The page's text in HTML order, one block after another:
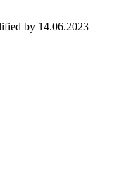
by 14.06.2023